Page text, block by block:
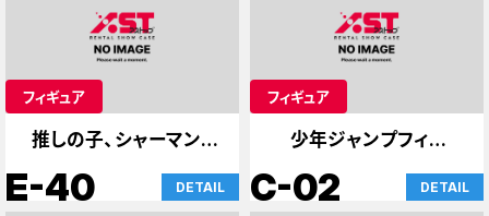
フィギュア
推しの子、シャーマンキ
ング
E-40 DETAIL
フィギュア
少年ジャンプフィギュ
ア アトレカード
C-02 DETAIL